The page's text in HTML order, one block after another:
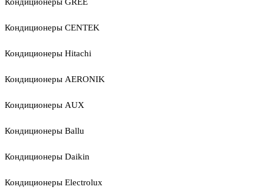
Кондиционеры CENTEK
Кондиционеры Hitachi
Кондиционеры AERONIK
Кондиционеры AUX
Кондиционеры Ballu
Кондиционеры Daikin
Кондиционеры Electrolux